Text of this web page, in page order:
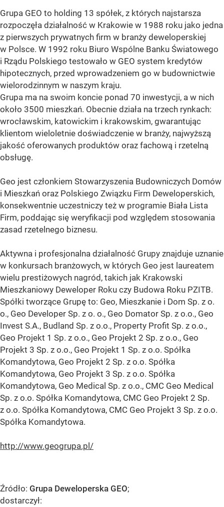
Grupa GEO to holding 13 spółek, z których najstarsza
rozpoczęła działalność w Krakowie w 1988 roku jako jedna
z pierwszych prywatnych firm w branży deweloperskiej
w Polsce. W 1992 roku Biuro Wspólne Banku Światowego
i Rządu Polskiego testowało w GEO system kredytów
hipotecznych, przed wprowadzeniem go w budownictwie
wielorodzinnym w naszym kraju.
Grupa ma na swoim koncie ponad 70 inwestycji, a w nich
około 3500 mieszkań. Obecnie działa na trzech rynkach:
wrocławskim, katowickim i krakowskim, gwarantując
klientom wieloletnie doświadczenie w branży, najwyższą
jakość oferowanych produktów oraz fachową i rzetelną
obsługę.
Geo jest członkiem Stowarzyszenia Budowniczych Domów
i Mieszkań oraz Polskiego Związku Firm Deweloperskich,
konsekwentnie uczestniczy też w programie Biała Lista
Firm, poddając się weryfikacji pod względem stosowania
zasad rzetelnego biznesu.
Aktywna i profesjonalna działalność Grupy znajduje uznanie
w konkursach branżowych, w których Geo jest laureatem
wielu prestiżowych nagród, takich jak Krakowski
Mieszkaniowy Deweloper Roku czy Budowa Roku PZITB.
Spółki tworzące Grupę to: Geo, Mieszkanie i Dom Sp. z o.
o., Geo Developer Sp. z o. o., Geo Domator Sp. z o.o., Geo
Invest S.A., Budland Sp. z o.o., Property Profit Sp. z o.o.,
Geo Projekt 1 Sp. z o.o., Geo Projekt 2 Sp. z o.o., Geo
Projekt 3 Sp. z o.o., Geo Projekt 1 Sp. z o.o. Spółka
Komandytowa, Geo Projekt 2 Sp. z o.o. Spółka
Komandytowa, Geo Projekt 3 Sp. z o.o. Spółka
Komandytowa, Geo Medical Sp. z o.o., CMC Geo Medical
Sp. z o.o. Spółka Komandytowa, CMC Geo Projekt 2 Sp.
z o.o. Spółka Komandytowa, CMC Geo Projekt 3 Sp. z o.o.
Spółka Komandytowa.
http://www.geogrupa.pl/
Źródło: Grupa Deweloperska GEO;
dostarczył: